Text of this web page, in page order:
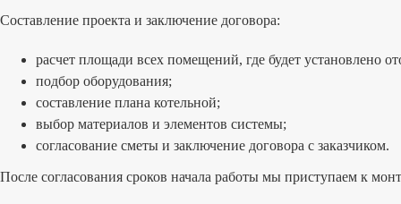
Составление проекта и заключение договора:
расчет площади всех помещений, где будет установлено
подбор оборудования;
составление плана котельной;
выбор материалов и элементов системы;
согласование сметы и заключение договора с заказчиком.
После согласования сроков начала работы мы приступаем к